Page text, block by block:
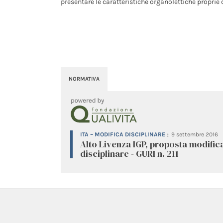
NORMATIVA
ITA – MODIFICA DISCIPLINARE :: 9 settembre 2016
Alto Livenza IGP, proposta
disciplinare - GURI n. 211